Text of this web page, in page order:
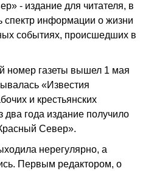
- издание для читателя, в
спектр информации о жизни
событиях, происшедших в
номер газеты вышел 1 мая
«Известия
и крестьянских
два года издание получило
Север».
нерегулярно, а
Первым редактором, о